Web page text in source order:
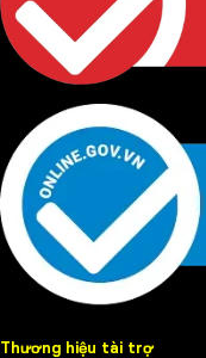
Thương hiệu tài trợ